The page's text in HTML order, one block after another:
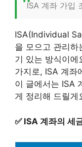
ISA 계좌 가입
ISA(Individual
을 모으고 관리하
기 있는 방식이
가지로, ISA 계좌
이 글에서는 ISA
게 정리해 드릴게
✅ ISA 계좌의 세